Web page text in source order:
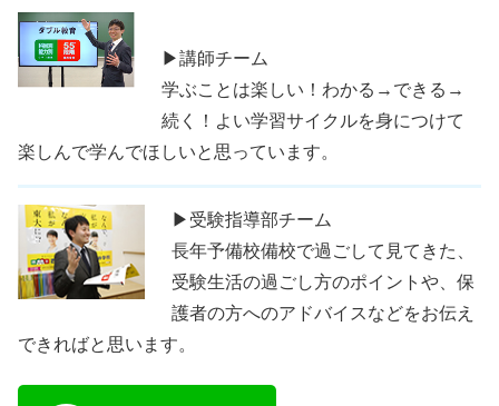
▶講師チーム
学ぶことは楽しい！わかる→できる→
続く！よい学習サイクルを身につけて
楽しんで学んでほしいと思っています。
▶受験指導部チーム
長年予備校備校で過ごして見てきた、
受験生活の過ごし方のポイントや、保
護者の方へのアドバイスなどをお伝え
できればと思います。